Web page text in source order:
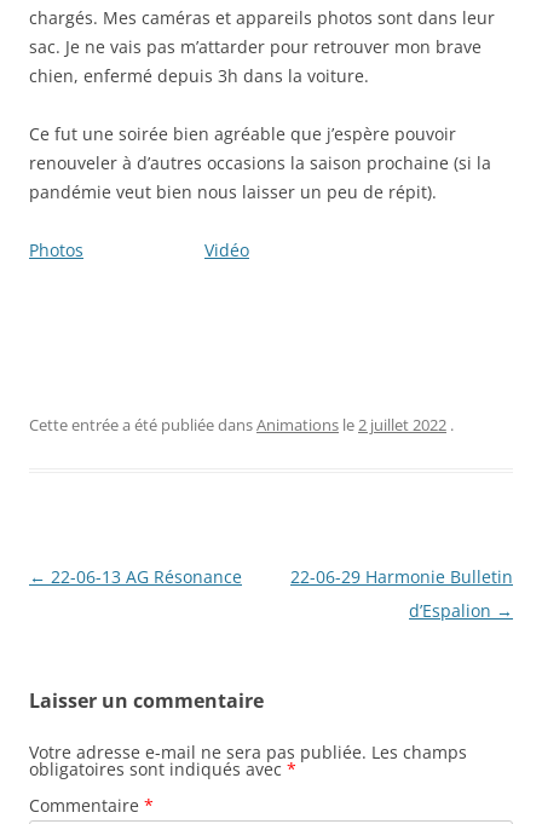
chargés. Mes caméras et appareils photos sont dans leur
sac. Je ne vais pas m’attarder pour retrouver mon brave
chien, enfermé depuis 3h dans la voiture.
Ce fut une soirée bien agréable que j’espère pouvoir
renouveler à d’autres occasions la saison prochaine (si la
pandémie veut bien nous laisser un peu de répit).
Photos Vidéo
Cette entrée a été publiée dansAnimations le2 juillet 2022 .
Navigation
← 22-06-13 AG Résonance
22-06-29 Harmonie Bulletin
d’Espalion →
Laisser un commentaire
Votre adresse e-mail ne sera pas publiée. Les champs
obligatoires sont indiqués avec *
Commentaire *